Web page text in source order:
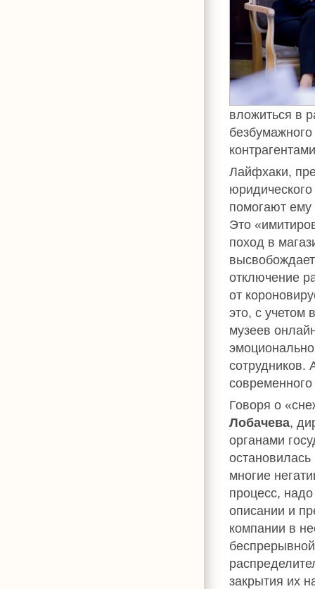
вложиться в
Лайфхаки,
помогают ему
Это
поход в
отключение
от
это, с учетом
музеев
сотрудников.
Говоря о
Лобачева,
органами
многие
процесс,
описании и
компании в
закрытия их